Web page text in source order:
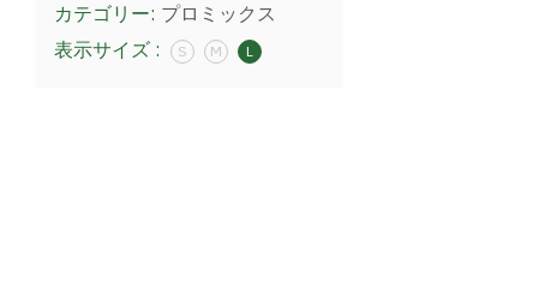
カテゴリー: プロミックス
表示サイズ :
S M L